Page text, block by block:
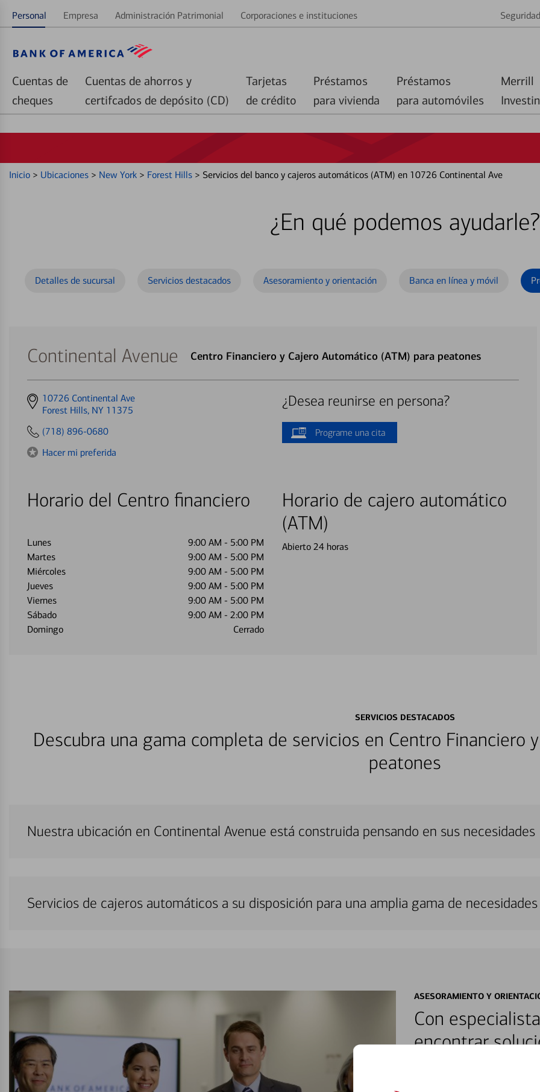
Personal Empresa Administración Patrimonial Corporaciones e instituciones Seguridad
Cuentas de
cheques
Cuentas de ahorros y
certifcados de depósito (CD)
Tarjetas
de crédito
Préstamos
para vivienda
Préstamos
para automóviles
Merrill
Inicio > Ubicaciones > New York > Forest Hills > Servicios del banco y cajeros automáticos (ATM) en 10726 Continental Ave
¿En qué podemos ayudarle?
Detalles de sucursal Servicios destacados Asesoramiento y orientación Banca en línea y móvil
Continental Avenue Centro Financiero y Cajero Automático (ATM) para peatones
Get
directions
10726 Continental Ave
Forest Hills, NY 11375
(718) 896-0680
Hacer mi preferida
Horario del Centro financiero
Lunes 9:00 AM - 5:00 PM
Martes
9:00 AM - 5:00 PM
Miércoles
9:00 AM - 5:00 PM
Jueves
9:00 AM - 5:00 PM
Viernes
9:00 AM - 5:00 PM
Sábado
9:00 AM - 2:00 PM
Domingo
Cerrado
¿Desea reunirse en persona?
Programe una cita
Horario de cajero automático
(ATM)
Abierto 24 horas
SERVICIOS DESTACADOS
Descubra una gama completa de servicios en Centro Financiero
peatones
Nuestra ubicación en Continental Avenue está construida pensando en sus necesidades
Servicios de cajeros automáticos a su disposición para una amplia gama de
ASESORAMIENTO Y
Con
encontrar
Reúnase con especialistas
orientación que necesita, en